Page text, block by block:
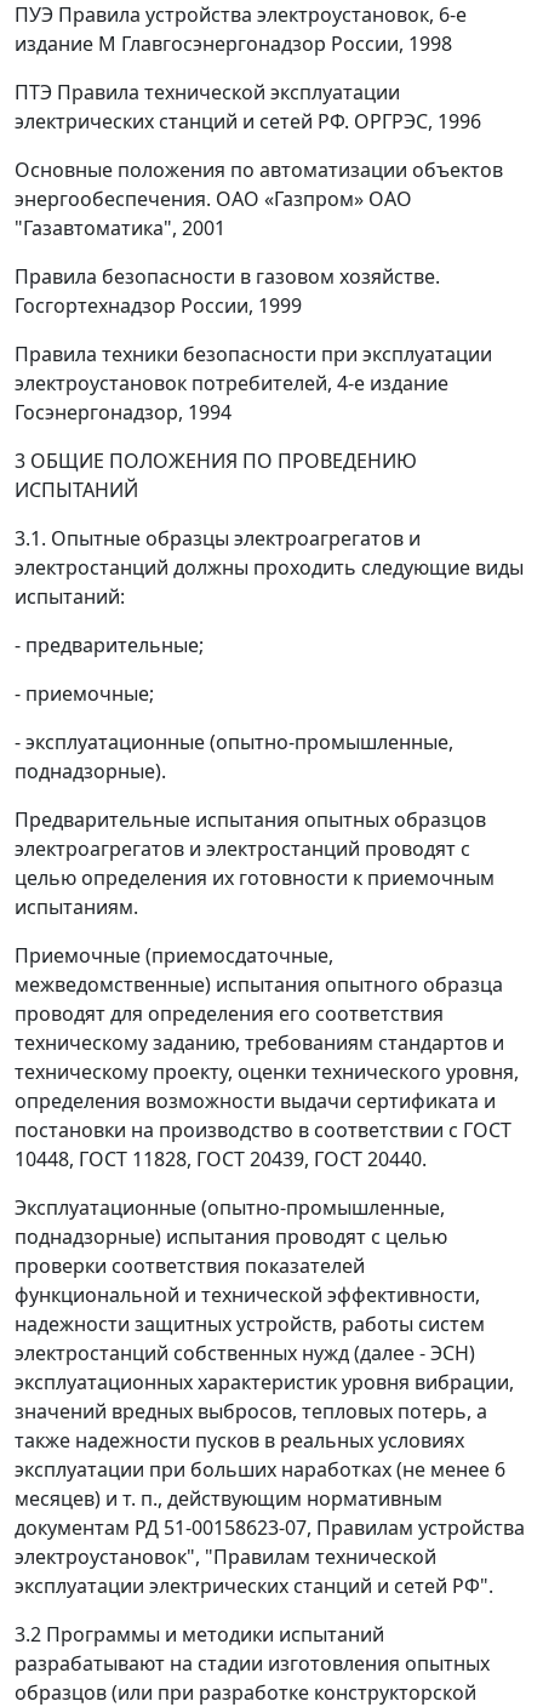
ПУЭ Правила устройства электроустановок, 6-е
издание М Главгосэнергонадзор России, 1998
ПТЭ Правила технической эксплуатации
электрических станций и сетей РФ. ОРГРЭС, 1996
Основные положения по автоматизации объектов
энергообеспечения. ОАО «Газпром» ОАО
"Газавтоматика", 2001
Правила безопасности в газовом хозяйстве.
Госгортехнадзор России, 1999
Правила техники безопасности при эксплуатации
электроустановок потребителей, 4-е издание
Госэнергонадзор, 1994
3 ОБЩИЕ ПОЛОЖЕНИЯ ПО ПРОВЕДЕНИЮ
ИСПЫТАНИЙ
3.1. Опытные образцы электроагрегатов и
электростанций должны проходить следующие виды
испытаний:
- предварительные;
- приемочные;
- эксплуатационные (опытно-промышленные,
поднадзорные).
Предварительные испытания опытных образцов
электроагрегатов и электростанций проводят с
целью определения их готовности к приемочным
испытаниям.
Приемочные (приемосдаточные,
межведомственные) испытания опытного образца
проводят для определения его соответствия
техническому заданию, требованиям стандартов и
техническому проекту, оценки технического уровня,
определения возможности выдачи сертификата и
постановки на производство в соответствии с ГОСТ
10448, ГОСТ 11828, ГОСТ 20439, ГОСТ 20440.
Эксплуатационные (опытно-промышленные,
поднадзорные) испытания проводят с целью
проверки соответствия показателей
функциональной и технической эффективности,
надежности защитных устройств, работы систем
электростанций собственных нужд (далее - ЭСН)
эксплуатационных характеристик уровня вибрации,
значений вредных выбросов, тепловых потерь, а
также надежности пусков в реальных условиях
эксплуатации при больших наработках (не менее 6
месяцев) и т. п., действующим нормативным
документам РД 51-00158623-07, Правилам устройства
электроустановок", "Правилам технической
эксплуатации электрических станций и сетей РФ".
3.2 Программы и методики испытаний
разрабатывают на стадии изготовления опытных
образцов (или при разработке конструкторской